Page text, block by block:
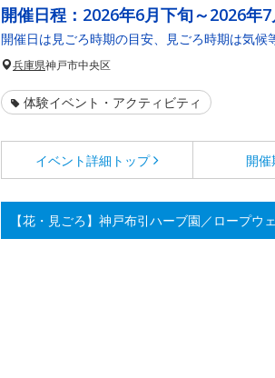
開催日程： 2026年6月下旬～2026年
開催日は見ごろ時期の目安、見ごろ時期は気候
兵庫県神戸市中央区
体験イベント・アクティビティ
イベント詳細 トップ 開催
【花・見ごろ】神戸布引ハーブ園／ロープ